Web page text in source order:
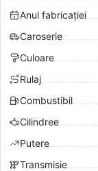
Anul fabricației
Caroserie
Culoare
Rulaj
Combustibil
Cilindree
Putere
Transmisie